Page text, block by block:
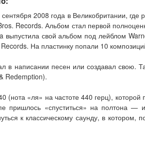
2008 года в Великобритании, где
Records. Альбом стал первой
свой альбом под лейблом
На пластинку попали 10
в написании песен или создавал свою.
Redemption).
(нота «ля» на частоте 440 герц),
пришлось «спуститься» на полтона —
к классическому саунду, в котором,